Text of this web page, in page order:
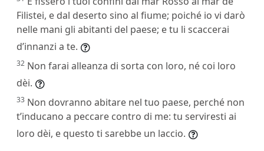
Filistei, e dal deserto sino al fiume; poiché io vi darò
nelle mani gli abitanti del paese; e tu li scaccerai
d’innanzi a te.
32 Non farai alleanza di sorta con loro, né coi loro
dèi.
33 Non dovranno abitare nel tuo paese, perché non
t’inducano a peccare contro di me: tu serviresti ai
loro dèi, e questo ti sarebbe un laccio.